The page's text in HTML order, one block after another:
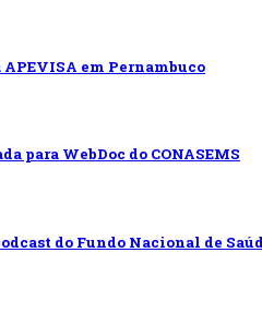
APEVISA em Pernambuco
para WebDoc do CONASEMS
do Fundo Nacional de